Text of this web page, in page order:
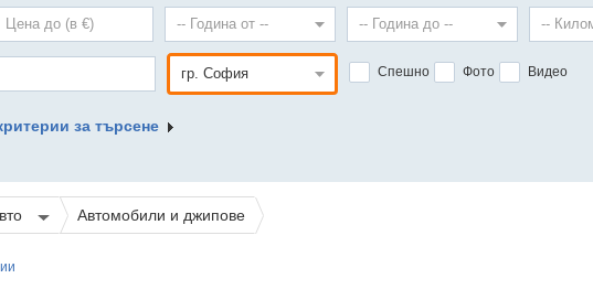
Спешно Фото Видео
за търсене
Автомобили и джипове